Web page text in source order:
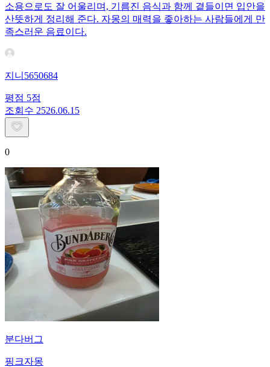
소용으로도 잘 어울리며, 기름진 음식과 함께 곁들이면 입안을
산뜻하게 정리해 준다. 자몽의 매력을 좋아하는 사람들에게 만
족스러운 음료이다.
지니5650684
평점 5점
조회수 2526.06.15
0
분다버그
핑크자몽